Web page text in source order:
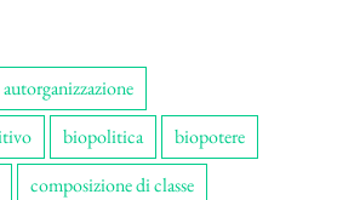
autorganizzazione
biopolitica
biopotere
composizione di classe